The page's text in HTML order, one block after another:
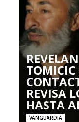
TOMICIC
REVISA
HASTA
VANGUARDIA